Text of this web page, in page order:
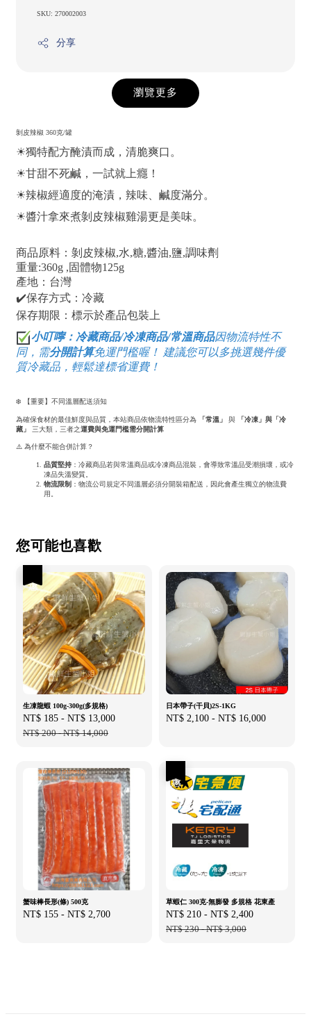
SKU: 270002003
分享
瀏覽更多
剝皮辣椒 360克/罐
☀獨特配方醃漬而成，清脆爽口。
☀甘甜不死鹹，一試就上癮！
☀辣椒經適度的淹漬，辣味、鹹度滿分。
☀醬汁拿來煮剝皮辣椒雞湯更是美味。
商品原料：剝皮辣椒,水,糖,醬油,鹽,調味劑
重量:360g ,固體物125g
產地：台灣
✔️保存方式：冷藏
保存期限：標示於產品包裝上
小叮嚀： 冷藏商品/冷凍商品/常溫商品因物流特性不
同，需分開計算免運門檻喔！ 建議您可以多挑選幾件優
質冷藏品，輕鬆達標省運費！
❄️ 【重要】不同溫層配送須知
為確保食材的最佳鮮度與品質，本站商品依物流特性區分為 「常溫」 與 「冷凍」與 「冷
藏」
三大類，三者之運費與免運門檻需分開計算
⚠️ 為什麼不能合併計算？
品質堅持 ：冷藏商品若與常溫商品或冷凍商品混裝，會導致常溫品受潮損壞，或冷
凍品失溫變質。
物流限制 ：物流公司規定不同溫層必須分開裝箱配送，因此會產生獨立的物流費
用。
您可能也喜歡
生凍龍蝦 100g-300g(多規格)
Sale
price
NT$ 185 - NT$ 13,000
NT$ 200-NT$ 14,000
日本帶子(干貝)2S-1KG
Regular
NT$ 2,100 - NT$ 16,000
蟹味棒長形(條) 500克
Regular
NT$ 155 - NT$ 2,700
草蝦仁 300克-無膨發 多規格 花東產
Sale
price
NT$ 210 - NT$ 2,400
NT$ 230-NT$ 3,000